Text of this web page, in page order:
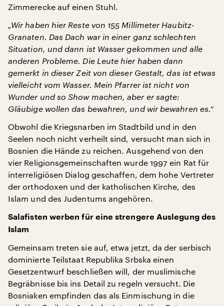
Zimmerecke auf einen Stuhl.
„Wir haben hier Reste von 155 Millimeter Haubitz-
Granaten. Das Dach war in einer ganz schlechten
Situation, und dann ist Wasser gekommen und alle
anderen Probleme. Die Leute hier haben dann
gemerkt in dieser Zeit von dieser Gestalt, das ist etwas
vielleicht vom Wasser. Mein Pfarrer ist nicht von
Wunder und so Show machen, aber er sagte:
Gläubige wollen das bewahren, und wir bewahren es.“
Obwohl die Kriegsnarben im Stadtbild und in den
Seelen noch nicht verheilt sind, versucht man sich in
Bosnien die Hände zu reichen. Ausgehend von den
vier Religionsgemeinschaften wurde 1997 ein Rat für
interreligiösen Dialog geschaffen, dem hohe Vertreter
der orthodoxen und der katholischen Kirche, des
Islam und des Judentums angehören.
Salafisten werben für eine strengere Auslegung des
Islam
Gemeinsam treten sie auf, etwa jetzt, da der serbisch
dominierte Teilstaat Republika Srbska einen
Gesetzentwurf beschließen will, der muslimische
Begräbnisse bis ins Detail zu regeln versucht. Die
Bosniaken empfinden das als Einmischung in die